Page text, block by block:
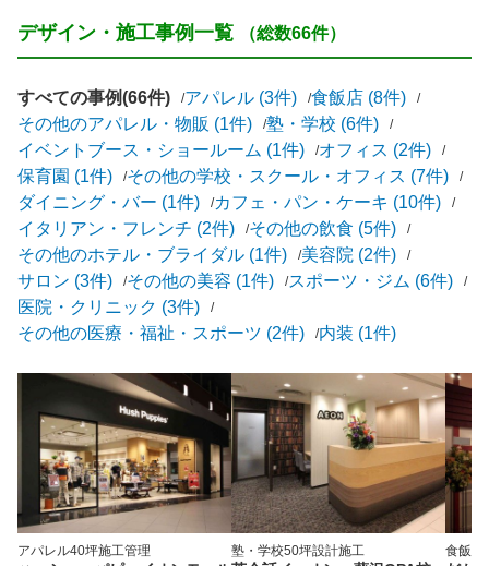
デザイン・施工事例一覧 （総数66件）
すべての事例(66件) アパレル (3件)
食飯店 (8件)
その他のアパレル・物販 (1件)
塾・学校 (6件)
イベントブース・ショールーム (1件)
オフィス (2件)
保育園 (1件)
その他の学校・スクール・オフィス (7件)
ダイニング・バー (1件)
カフェ・パン・ケーキ (10件)
イタリアン・フレンチ (2件)
その他の飲食 (5件)
その他のホテル・ブライダル (1件)
美容院 (2件)
サロン (3件)
その他の美容 (1件)
スポーツ・ジム (6件)
医院・クリニック (3件)
その他の医療・福祉・スポーツ (2件)
内装 (1件)
アパレル40坪施工管理 塾・学校50坪設計施工 食飯店